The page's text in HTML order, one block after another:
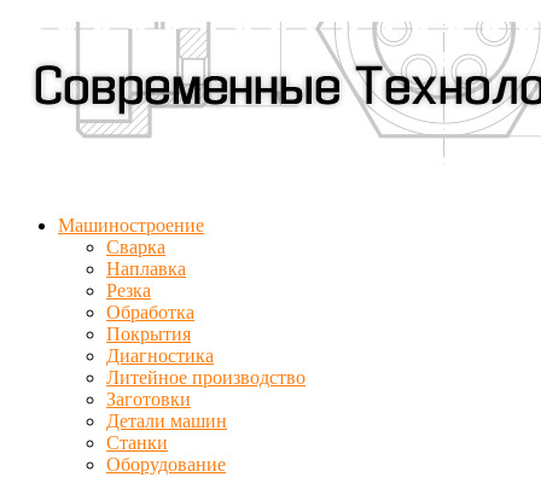
Машиностроение
Сварка
Наплавка
Резка
Обработка
Покрытия
Диагностика
Литейное производство
Заготовки
Детали машин
Станки
Оборудование